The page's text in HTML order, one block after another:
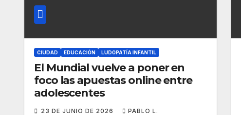
CIUDAD EDUCACIÓN LUDOPATÍA INFANTIL
El Mundial vuelve a poner en
foco las apuestas online entre
adolescentes
23 DE JUNIO DE 2026 PABLO L.